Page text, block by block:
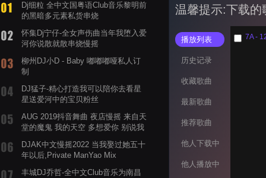
Dj细粒 全中文国粤语Club音乐黎明前
的黑暗多元素私货串烧
怀集Dj宁仔-全女声伤曲当年我堕入爱
河你说散就散串烧慢摇
柳州DJ小D - Baby 嘟嘟嘟哑私人订
制
DJ猛子-精心打造我可以陪你去看星
星送爱河中的宝贝粉丝
AUG 2019抖音舞曲 夜店慢摇 来自天
堂的魔鬼 我的天空 多想爱你 别说我
DJAK中文慢摇2022 当我娶过她五十
年以后,Private ManYao Mix
丰城DJ乔哲-全中文Club音乐为南昌
温馨提示:下载的
播放列表
历史记录
收藏歌曲
最新歌曲
推荐歌曲
他人下载中
他人播放中
7A -